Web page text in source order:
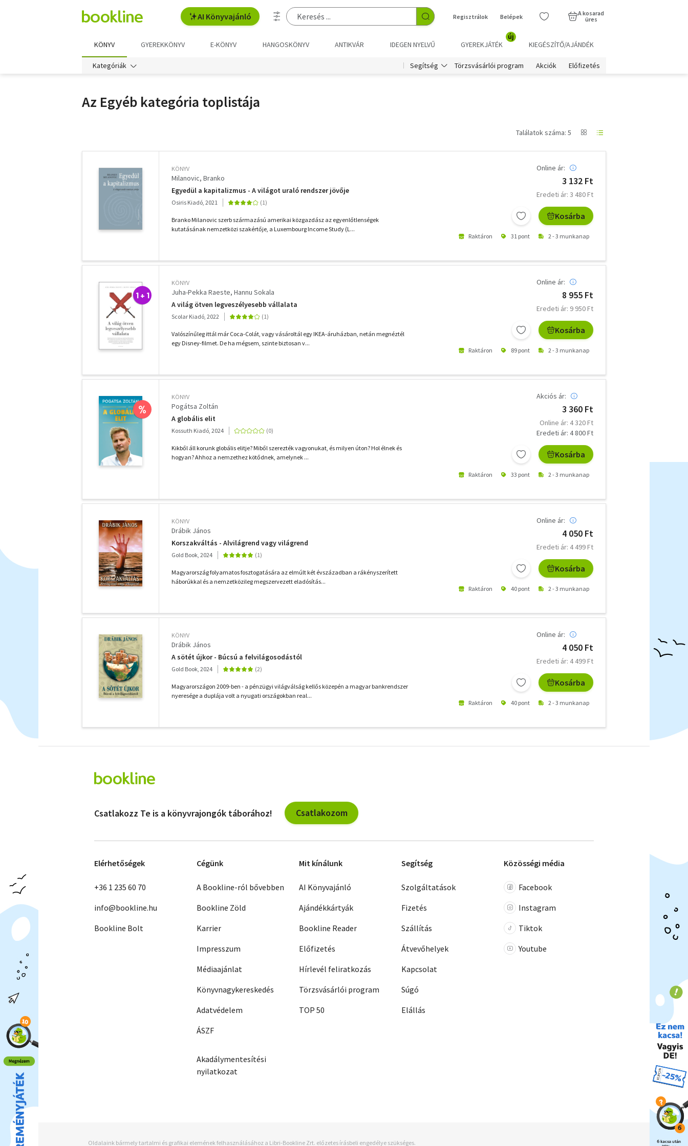
AI Könyvajánló Regisztrálok Belépek
A kosarad
üres
KÖNYV GYEREKKÖNYV E-KÖNYV HANGOSKÖNYV ANTIKVÁR IDEGEN NYELVŰ GYEREKJÁTÉK
új
KIEGÉSZÍTŐ/AJÁNDÉK
Kategóriák Segítség Törzsvásárlói program Akciók Előfizetés
Az Egyéb kategória toplistája
Találatok száma: 5
KÖNYV
Milanovic, Branko
Egyedül a kapitalizmus - A világot uraló rendszer jövője
Osiris Kiadó, 2021
Branko Milanovic szerb származású amerikai közgazdász az egyenlőtlenségek
kutatásának nemzetközi szakértője, a Luxembourg Income Study (L...
Online ár:
3 132 Ft
Eredeti ár: 3 480 Ft
Kosárba
Raktáron 31 pont 2 - 3 munkanap
1 + 1
KÖNYV
Juha-Pekka Raeste Hannu Sokala
A világ ötven legveszélyesebb vállalata
Scolar Kiadó, 2022
Valószínűleg ittál már Coca-Colát, vagy vásároltál egy IKEA-áruházban, netán megnéztél
egy Disney-filmet. De ha mégsem, szinte biztosan v...
Online ár:
8 955 Ft
Eredeti ár: 9 950 Ft
Kosárba
Raktáron 89 pont 2 - 3 munkanap
%
KÖNYV
Pogátsa Zoltán
A globális elit
Kossuth Kiadó, 2024
Kikből áll korunk globális elitje? Miből szerezték vagyonukat, és milyen úton? Hol élnek és
hogyan? Ahhoz a nemzethez kötődnek, amelynek ...
Akciós ár:
3 360 Ft
Online ár: 4 320 Ft
Eredeti ár: 4 800 Ft
Kosárba
Raktáron 33 pont 2 - 3 munkanap
KÖNYV
Drábik János
Korszakváltás - Alvilágrend vagy világrend
Gold Book, 2024
Magyarország folyamatos fosztogatására az elmúlt két évszázadban a rákényszerített
háborúkkal és a nemzetközileg megszervezett eladósítás...
Online ár:
4 050 Ft
Eredeti ár: 4 499 Ft
Kosárba
Raktáron 40 pont 2 - 3 munkanap
KÖNYV
Drábik János
A sötét újkor - Búcsú a felvilágosodástól
Gold Book, 2024
Magyarországon 2009-ben - a pénzügyi világválság kellős közepén a magyar bankrendszer
nyeresége a duplája volt a nyugati országokban real...
Online ár:
4 050 Ft
Eredeti ár: 4 499 Ft
Kosárba
Raktáron 40 pont 2 - 3 munkanap
szűrők
Csatlakozz Te is a könyvrajongók táborához! Csatlakozom
Elérhetőségek
+36 1 235 60 70
info@bookline.hu
Bookline Bolt
Cégünk
A Bookline-ról bővebben
Bookline Zöld
Karrier
Impresszum
Médiaajánlat
Könyvnagykereskedés
Adatvédelem
ÁSZF
Akadálymentesítési
nyilatkozat
Mit kínálunk
AI Könyvajánló
Ajándékkártyák
Bookline Reader
Előfizetés
Hírlevél feliratkozás
Törzsvásárlói program
TOP 50
Segítség
Szolgáltatások
Fizetés
Szállítás
Átvevőhelyek
Kapcsolat
Súgó
Elállás
Közösségi média
Facebook
Instagram
Tiktok
Youtube
Oldalaink bármely tartalmi és grafikai elemének felhasználásához a Libri-Bookline Zrt. előzetes írásbeli engedélye szükséges.